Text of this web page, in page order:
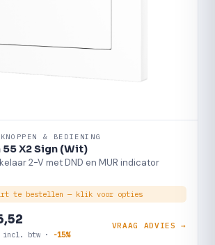
& BEDIENING
X2 Sign (Wit)
2-V met DND en MUR indicator
te bestellen — klik voor opties
incl. btw · -15%
VRAAG ADVIES →